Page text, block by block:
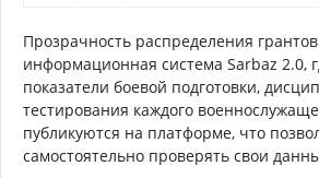
Прозрачность распределения
информационная система Sarbaz 2.0,
показатели боевой подготовки,
тестирования каждого
публикуются на платформе, что
самостоятельно проверять свои